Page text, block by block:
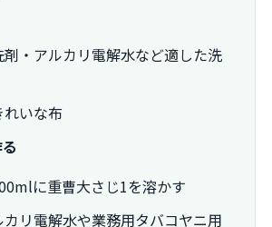
・アルカリ電解水など適した洗
いな布
に重曹大さじ1を溶かす
リ電解水や業務用タバコヤニ用